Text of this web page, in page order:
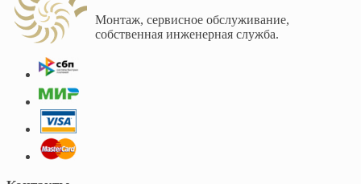
Монтаж, сервисное обслуживание,
собственная инженерная служба.